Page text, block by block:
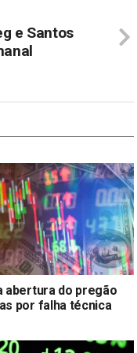
e Santos
abertura do pregão
por falha técnica